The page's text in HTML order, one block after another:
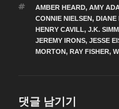
고
리
태
그
AMBER HEARD, AMY
CONNIE NIELSEN, DIANE
HENRY CAVILL, J.K.
JEREMY IRONS, JESSE
MORTON, RAY FISHER,
댓글 남기기